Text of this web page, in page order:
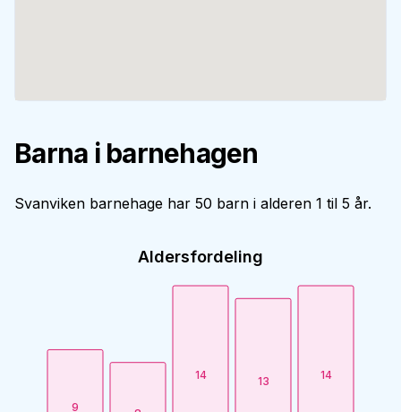
Barna i barnehagen
Svanviken barnehage har 50 barn i alderen 1 til 5 år.
Aldersfordeling
9
14 13 14